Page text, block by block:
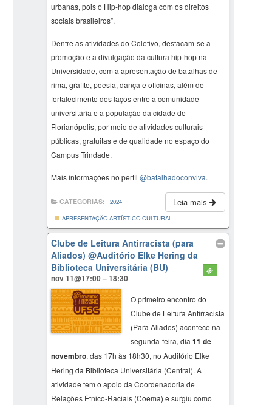
urbanas, pois o Hip-hop dialoga com os direitos
sociais brasileiros”.
Dentre as atividades do Coletivo, destacam-se a
promoção e a divulgação da cultura hip-hop na
Universidade, com a apresentação de batalhas de
rima, grafite, poesia, dança e oficinas, além de
fortalecimento dos laços entre a comunidade
universitária e a população da cidade de
Florianópolis, por meio de atividades culturais
públicas, gratuitas e de qualidade no espaço do
Campus Trindade.
Mais informações no perfil@batalhadoconviva.
Leia mais
CATEGORIAS:
2024
APRESENTAÇÃO ARTÍSTICO-CULTURAL
Clube de Leitura Antirracista (para
Aliados)@Auditório Elke Hering da
Biblioteca Universitária (BU)
nov 11@17:00 – 18:30
O primeiro encontro do
Clube de Leitura Antirracista
(Para Aliados) acontece na
segunda-feira, dia11 de
novembro, das 17h às 18h30, no Auditório Elke
Hering da Biblioteca Universitária (Central). A
atividade tem o apoio da Coordenadoria de
Relações Étnico-Raciais (Coema) e surgiu como